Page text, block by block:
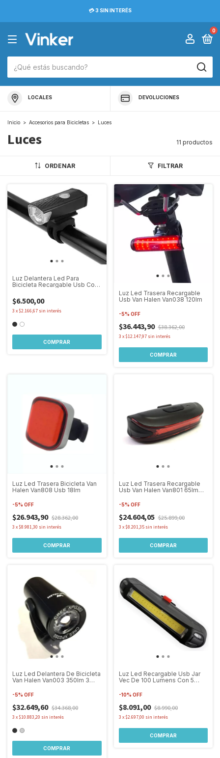
💳 3 SIN INTERÉS
0
LOCALES DEVOLUCIONES
Inicio > Accesorios para Bicicletas > Luces
Luces 11 productos
ORDENAR FILTRAR
Luz Delantera Led Para
Bicicleta Recargable Usb Con
$6.500,00
3 x $2.166,67 sin interés
COMPRAR
Luz Led Trasera Recargable
Usb Van Halen Van038 120lm
-5% OFF
$36.443,90 $38.362,00
3 x $12.147,97 sin interés
Luz Led Trasera Bicicleta Van
Halen Van808 Usb 18lm
-5% OFF
$26.943,90 $28.362,00
3 x $8.981,30 sin interés
COMPRAR
Luz Led Trasera Recargable
Usb Van Halen Van801 65lm
-5% OFF
$24.604,05 $25.899,00
3 x $8.201,35 sin interés
COMPRAR
Luz Led Delantera De Bicicleta
Van Halen Van003 350lm 3
-5% OFF
$32.649,60 $34.368,00
3 x $10.883,20 sin interés
COMPRAR
Luz Led Recargable Usb Jar
Vec De 100 Lumens Con 5
-10% OFF
$8.091,00 $8.990,00
3 x $2.697,00 sin interés
COMPRAR